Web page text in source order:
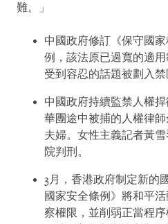
難。」
中國政府修訂《保守國
例，該法原已過寬的適
受到容忍的話題被劃入禁
中國政府持續監禁人權
華團途中被捕的人權律
夫婦。女性主義記者黃
院判刑。
3月，香港政府制定新的
國家安全條例》將和平
察權限，並削弱正當程